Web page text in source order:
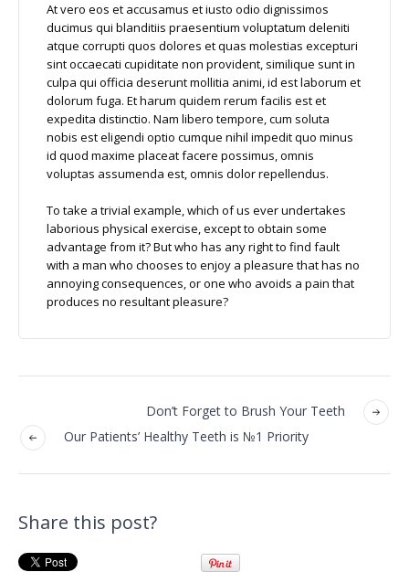
At vero eos et accusamus et iusto odio dignissimos
ducimus qui blanditiis praesentium voluptatum deleniti
atque corrupti quos dolores et quas molestias excepturi
sint occaecati cupiditate non provident, similique sunt in
culpa qui officia deserunt mollitia animi, id est laborum et
dolorum fuga. Et harum quidem rerum facilis est et
expedita distinctio. Nam libero tempore, cum soluta
nobis est eligendi optio cumque nihil impedit quo minus
id quod maxime placeat facere possimus, omnis
voluptas assumenda est, omnis dolor repellendus.
To take a trivial example, which of us ever undertakes
laborious physical exercise, except to obtain some
advantage from it? But who has any right to find fault
with a man who chooses to enjoy a pleasure that has no
annoying consequences, or one who avoids a pain that
produces no resultant pleasure?
Don’t Forget to Brush Your Teeth
Our Patients’ Healthy Teeth is №1 Priority
Share this post?